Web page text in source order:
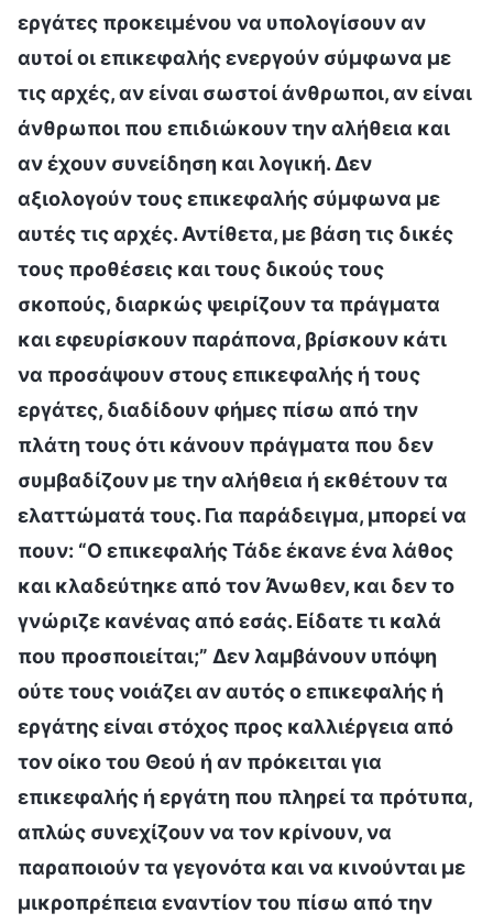
εργάτες προκειμένου να υπολογίσουν αν
αυτοί οι επικεφαλής ενεργούν σύμφωνα με
τις αρχές, αν είναι σωστοί άνθρωποι, αν είναι
άνθρωποι που επιδιώκουν την αλήθεια και
αν έχουν συνείδηση και λογική. Δεν
αξιολογούν τους επικεφαλής σύμφωνα με
αυτές τις αρχές. Αντίθετα, με βάση τις δικές
τους προθέσεις και τους δικούς τους
σκοπούς, διαρκώς ψειρίζουν τα πράγματα
και εφευρίσκουν παράπονα, βρίσκουν κάτι
να προσάψουν στους επικεφαλής ή τους
εργάτες, διαδίδουν φήμες πίσω από την
πλάτη τους ότι κάνουν πράγματα που δεν
συμβαδίζουν με την αλήθεια ή εκθέτουν τα
ελαττώματά τους. Για παράδειγμα, μπορεί να
πουν: “Ο επικεφαλής Τάδε έκανε ένα λάθος
και κλαδεύτηκε από τον Άνωθεν, και δεν το
γνώριζε κανένας από εσάς. Είδατε τι καλά
που προσποιείται;” Δεν λαμβάνουν υπόψη
ούτε τους νοιάζει αν αυτός ο επικεφαλής ή
εργάτης είναι στόχος προς καλλιέργεια από
τον οίκο του Θεού ή αν πρόκειται για
επικεφαλής ή εργάτη που πληρεί τα πρότυπα,
απλώς συνεχίζουν να τον κρίνουν, να
παραποιούν τα γεγονότα και να κινούνται με
μικροπρέπεια εναντίον του πίσω από την